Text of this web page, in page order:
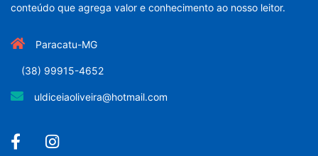
conteúdo que agrega valor e conhecimento ao nosso leitor.
Paracatu-MG
(38) 99915-4652
uldiceiaoliveira@hotmail.com